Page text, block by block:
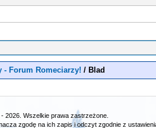
- Forum Romeciarzy! / Blad
2026. Wszelkie prawa zastrzeżone.
zgodę na ich zapis i odczyt zgodnie z